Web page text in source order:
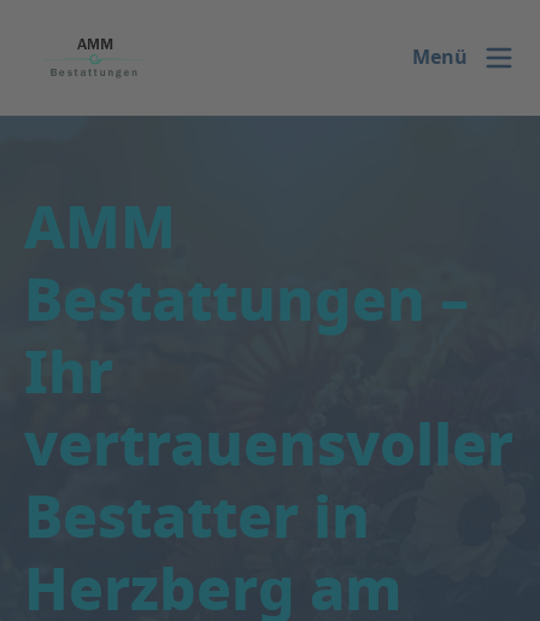
Menü
AMM
Bestattungen –
Ihr
vertrauensvoller
Bestatter in
Herzberg am